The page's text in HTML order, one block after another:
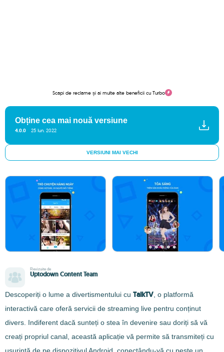
Scapi de reclame și ai multe alte beneficii cu Turbo
Obține cea mai nouă versiune
4.0.0 25 Iun. 2022
VERSIUNI MAI VECHI
Revizuite de
Uptodown Content Team
Descoperiți o lume a divertismentului cu TalkTV , o platformă
interactivă care oferă servicii de streaming live pentru conținut
divers. Indiferent dacă sunteți o stea în devenire sau doriți să vă
creați propriul canal, această aplicație vă permite să transmiteți cu